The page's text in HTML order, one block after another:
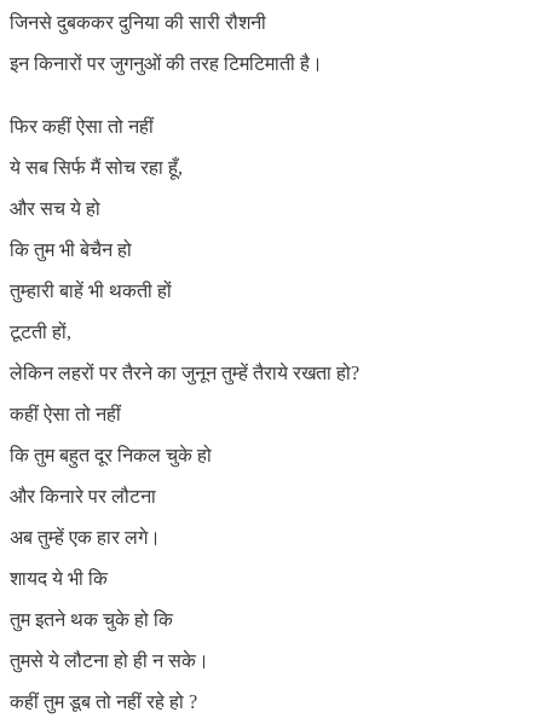
जिनसे दुबककर दुनिया की सारी रौशनी
इन किनारों पर जुगनुओं की तरह टिमटिमाती है।
फिर कहीं ऐसा तो नहीं
ये सब सिर्फ मैं सोच रहा हूँ,
और सच ये हो
कि तुम भी बेचैन हो
तुम्हारी बाहें भी थकती हों
टूटती हों,
लेकिन लहरों पर तैरने का जुनून तुम्हें तैराये रखता हो?
कहीं ऐसा तो नहीं
कि तुम बहुत दूर निकल चुके हो
और किनारे पर लौटना
अब तुम्हें एक हार लगे।
शायद ये भी कि
तुम इतने थक चुके हो कि
तुमसे ये लौटना हो ही न सके।
कहीं तुम डूब तो नहीं रहे हो ?